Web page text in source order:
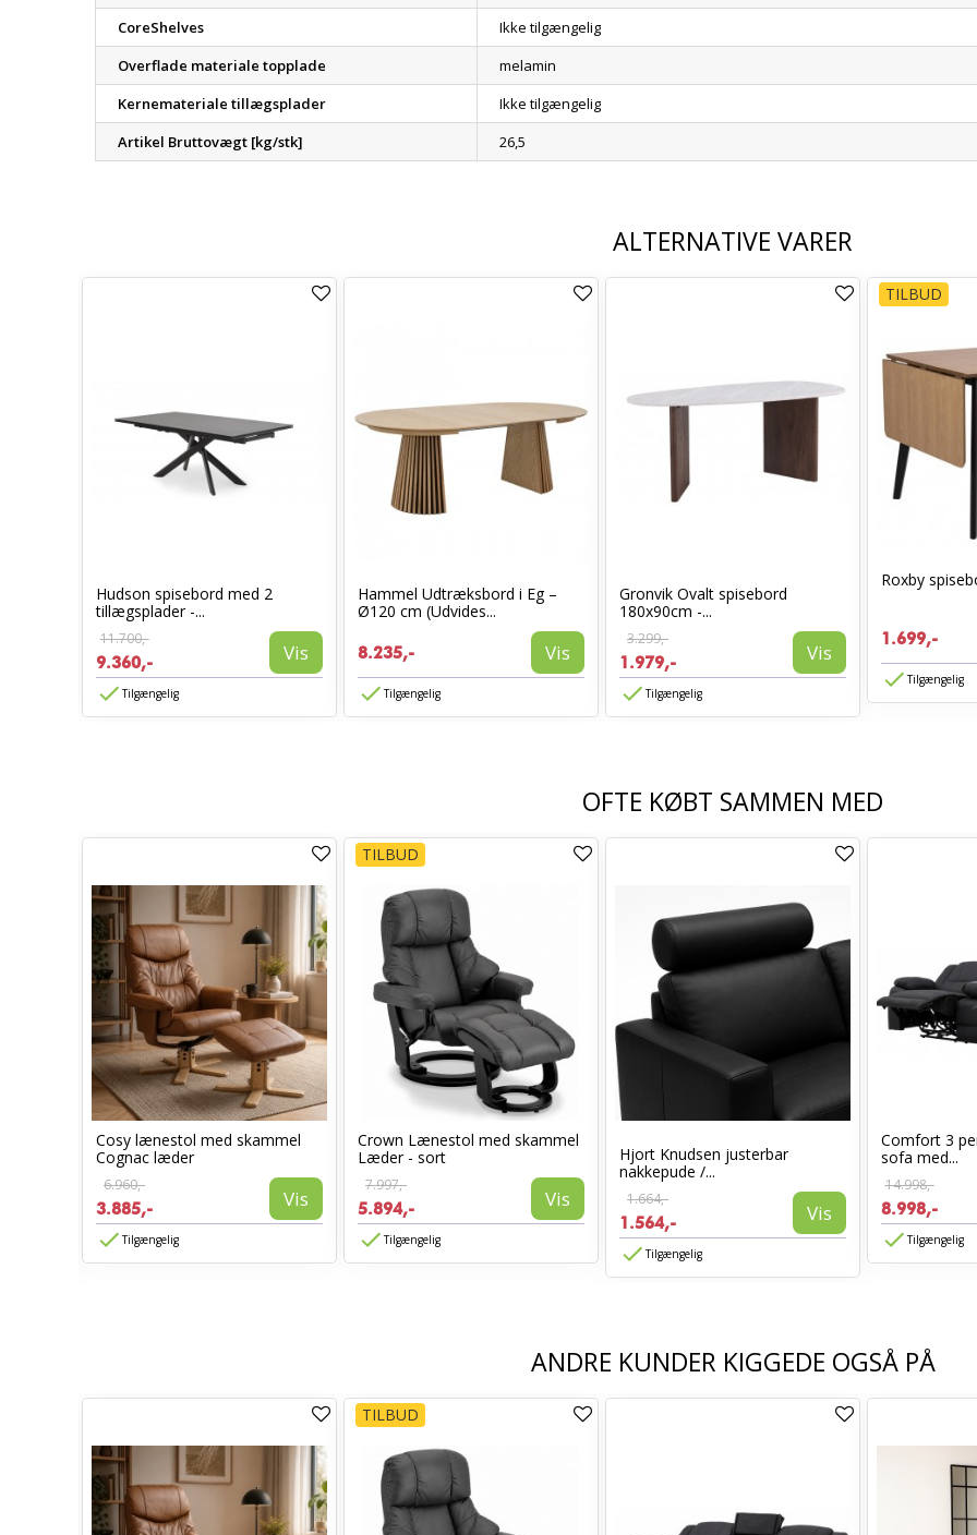
CoreShelves
Ikke tilgængelig
Overflade materiale topplade
melamin
Kernemateriale tillægsplader
Ikke tilgængelig
Artikel Bruttovægt [kg/stk]
26,5
ALTERNATIVE VARER
Hudson spisebord med 2
tillægsplader -...
11.700,-
9.360,- Vis
Tilgængelig
Hammel Udtræksbord i Eg –
Ø120 cm (Udvides...
8.235,- Vis
Tilgængelig
Gronvik Ovalt spisebord
180x90cm -...
3.299,-
1.979,- Vis
Tilgængelig
TILBUD
Roxby
1.699,-
Tilgængelig
OFTE KØBT SAMMEN MED
Cosy lænestol med skammel
Cognac læder
6.960,-
3.885,- Vis
Tilgængelig
TILBUD
Crown Lænestol med skammel
Læder - sort
7.997,-
5.894,- Vis
Tilgængelig
Hjort Knudsen justerbar
nakkepude /...
1.664,-
1.564,- Vis
Tilgængelig
Comfort 3
sofa med...
14.998,-
8.998,-
Tilgængelig
ANDRE KUNDER KIGGEDE OGSÅ PÅ
TILBUD